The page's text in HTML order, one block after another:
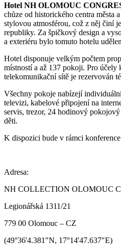
Hotel NH OLOMOUC
chůze od historického centra města
stylovou atmosférou, což z něj činí
republiky. Za špičkový design a
a exteriéru bylo tomuto hotelu
Hotel disponuje velkým počtem
místností a až 137 pokoji. Pro účely
telekomunikační sítě je rezervován
Všechny pokoje nabízejí
televizi, kabelové připojení na
servis, trezor, 24 hodinový
děti.
K dispozici bude v rámci
Adresa:
NH COLLECTION OLOMOUC
Legionářská 1311/21
779 00 Olomouc – CZ
(49°36'4.381"N, 17°14'47.637"E)